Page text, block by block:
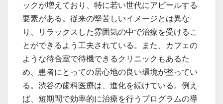
ックが増えており、特に若い世代にアピールする
要素がある。従来の堅苦しいイメージとは異な
り、リラックスした雰囲気の中で治療を受けるこ
とができるよう工夫されている。また、カフェの
ような待合室で待機できるクリニックもあるた
め、患者にとっての居心地の良い環境が整ってい
る。渋谷の歯科医療は、進化を続けている。例え
ば、短期間で効率的に治療を行うプログラムの導